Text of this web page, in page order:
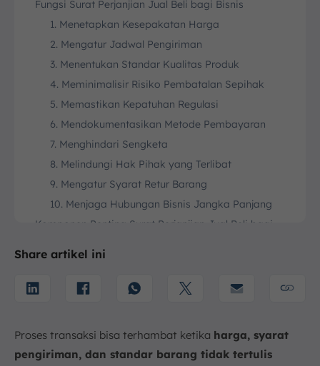
Fungsi Surat Perjanjian Jual Beli bagi Bisnis
1. Menetapkan Kesepakatan Harga
2. Mengatur Jadwal Pengiriman
3. Menentukan Standar Kualitas Produk
4. Meminimalisir Risiko Pembatalan Sepihak
5. Memastikan Kepatuhan Regulasi
6. Mendokumentasikan Metode Pembayaran
7. Menghindari Sengketa
8. Melindungi Hak Pihak yang Terlibat
9. Mengatur Syarat Retur Barang
10. Menjaga Hubungan Bisnis Jangka Panjang
Komponen Penting Surat Perjanjian Jual Beli bagi
1. Identitas Masing-Masing Pihak
3. Nilai Transaksi dan Cara Pembayaran
4. Hak dan Kewajiban Kedua Belah Pihak
5. Kebijakan Retur dan Garansi
Share artikel ini
Proses transaksi bisa terhambat ketika harga, syarat
pengiriman, dan standar barang tidak tertulis